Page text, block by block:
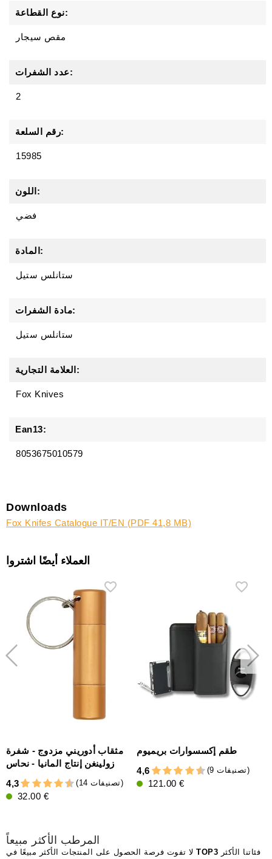
نوع القطاعة:
مقص سيجار
عدد الشفرات:
2
رقم السلعة:
15985
اللون:
فضي
المادة:
ستانلس ستيل
مادة الشفرات:
ستانلس ستيل
العلامة التجارية:
Fox Knives
Ean13:
8053675010579
Downloads
Fox Knifes Catalogue IT/EN (PDF 41,8 MB)
العملاء أيضًا اشتروا
مثقاب أدوريني مزدوج - شفرة
زولينغن إنتاج المانيا - نحاس
4,3
(14 تصنيفات)
32.00 €
طقم إكسسوارات بريميوم
4,6
(9 تصنيفات)
121.00 €
المرطب الأكثر مبيعاً
TOP3